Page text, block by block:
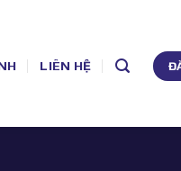
LIÊN HỆ